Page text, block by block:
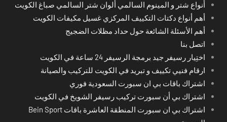
أنواع شتر و المينوم السالمي ألوان شتر السالمي صباغ الكويت
أهم أنواع دكتات التكييف المركزي غسيل مكيفات الكويت
أهم الأسئلة الشائعة حول حداد مظلات الضجيج
اتصل بنا
اختِيار رسيفر جيد برمجة الرسيفر 24 ساعة في الكويت
ارقام فنيي تكييف و تبريد في الكويت للتركيب والصيانة
اشتراك باقات بي ان سبورت السعودية فوري
اشتراك بي أن سبورت تركيب رسيفر الشويخ في الكويت
اشتراك بي ان سبورت المنطقة العاشرة باقات Bein Sport